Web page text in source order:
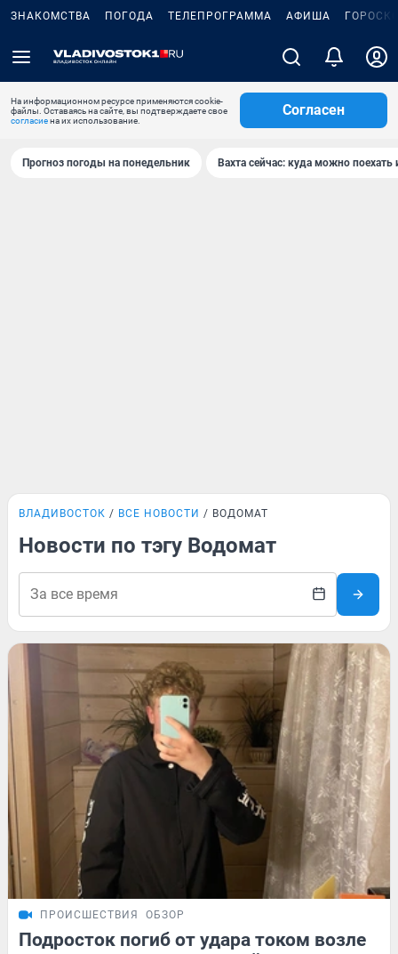
ЗНАКОМСТВА ПОГОДА ТЕЛЕПРОГРАММА АФИША
На информационном ресурсе применяются cookie-
файлы. Оставаясь на сайте, вы подтверждаете свое
согласиена их использование.
Согласен
Прогноз погоды на понедельник Вахта сейчас: куда можно поехать
ВЛАДИВОСТОК ВСЕ НОВОСТИ ВОДОМАТ
Новости по тэгу Водомат
ПРОИСШЕСТВИЯ ОБЗОР
Подросток погиб от удара током возле